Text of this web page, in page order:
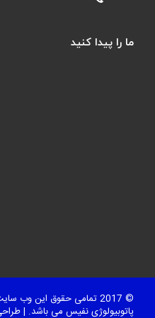
ما را پیدا کنید
© 2017 تمامی حقوق این وب
پاتوبیولوژی نفیس می باشد. |